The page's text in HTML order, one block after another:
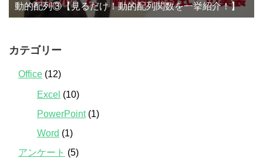
動的配列③【見るだけ！動的配列関数を一挙紹介！】
カテゴリー
Office (12)
Excel (10)
PowerPoint(1)
Word (1)
アンケート (5)